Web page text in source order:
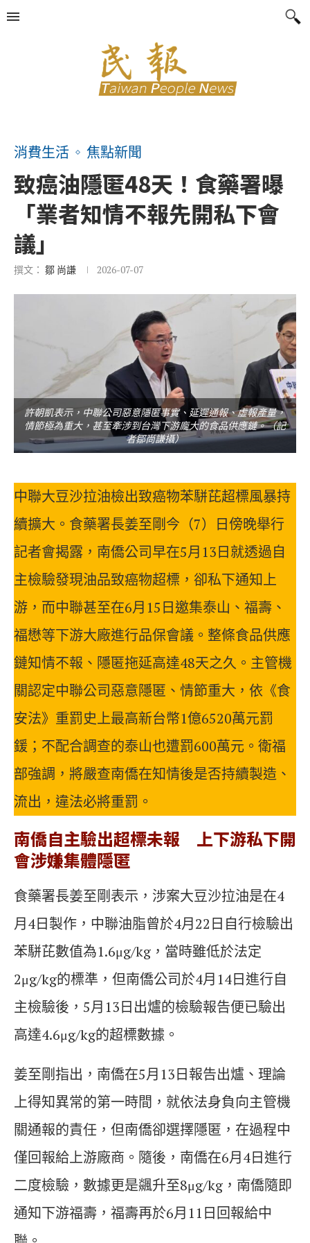
消費生活 焦點新聞
致癌油隱匿48天！食藥署曝
「業者知情不報先開私下會
議」
撰文： 鄒 尚謙 2026-07-07
許朝凱表示，中聯公司惡意隱匿事實、延遲通報、虛報產量，
情節極為重大，甚至牽涉到台灣下游龐大的食品供應鏈。（記
者鄒尚謙攝）
中聯大豆沙拉油檢出致癌物苯駢芘超標風暴持
續擴大。食藥署長姜至剛今（7）日傍晚舉行
記者會揭露，南僑公司早在5月13日就透過自
主檢驗發現油品致癌物超標，卻私下通知上
游，而中聯甚至在6月15日邀集泰山、福壽、
福懋等下游大廠進行品保會議。整條食品供應
鏈知情不報、隱匿拖延高達48天之久。主管機
關認定中聯公司惡意隱匿、情節重大，依《食
安法》重罰史上最高新台幣1億6520萬元罰
鍰；不配合調查的泰山也遭罰600萬元。衛福
部強調，將嚴查南僑在知情後是否持續製造、
流出，違法必將重罰。
南僑自主驗出超標未報 上下游私下開
會涉嫌集體隱匿
食藥署長姜至剛表示，涉案大豆沙拉油是在4
月4日製作，中聯油脂曾於4月22日自行檢驗出
苯駢芘數值為1.6μg/kg，當時雖低於法定
2μg/kg的標準，但南僑公司於4月14日進行自
主檢驗後，5月13日出爐的檢驗報告便已驗出
高達4.6μg/kg的超標數據。
姜至剛指出，南僑在5月13日報告出爐、理論
上得知異常的第一時間，就依法身負向主管機
關通報的責任，但南僑卻選擇隱匿，在過程中
僅回報給上游廠商。隨後，南僑在6月4日進行
二度檢驗，數據更是飊升至8μg/kg，南僑隨即
通知下游福壽，福壽再於6月11日回報給中